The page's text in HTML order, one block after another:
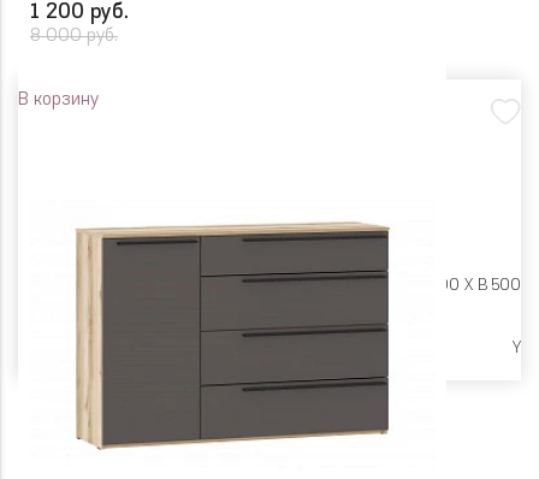
1 200 руб.
8 000 руб.
В корзину
Ш 400 X Г 200 X В 500
Y